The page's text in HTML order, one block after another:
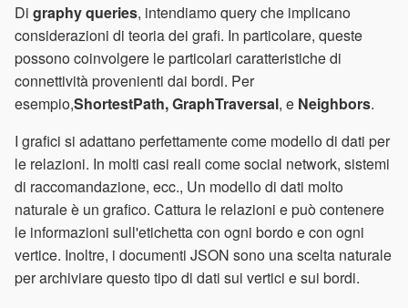
Di graphy queries, intendiamo query che implicano
considerazioni di teoria dei grafi. In particolare, queste
possono coinvolgere le particolari caratteristiche di
connettività provenienti dai bordi. Per
esempio,ShortestPath, GraphTraversal, e Neighbors.
I grafici si adattano perfettamente come modello di dati per
le relazioni. In molti casi reali come social network, sistemi
di raccomandazione, ecc., Un modello di dati molto
naturale è un grafico. Cattura le relazioni e può contenere
le informazioni sull'etichetta con ogni bordo e con ogni
vertice. Inoltre, i documenti JSON sono una scelta naturale
per archiviare questo tipo di dati sui vertici e sui bordi.